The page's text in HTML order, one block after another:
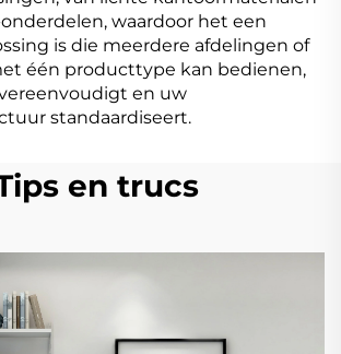
waardoor het een
is die meerdere afdelingen of
één producttype kan bedienen,
en uw
standaardiseert.
en trucs